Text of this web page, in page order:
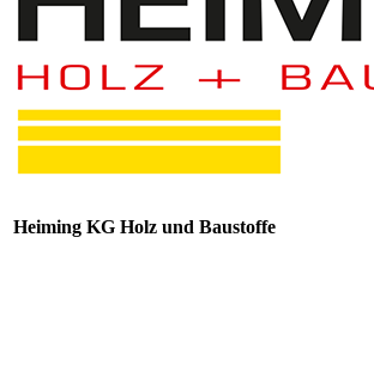
Heiming KG Holz und Baustoffe